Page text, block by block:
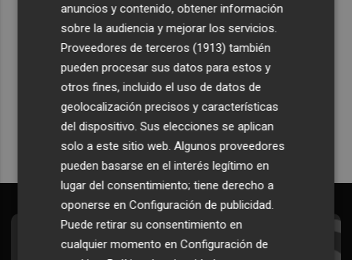
Recibe toda la actualidad de
Plaza Podcast en tu correo
Quiero suscribirme
Suscríbete al Boletín
anuncios y contenido, obtener información
sobre la audiencia y mejorar los servicios.
Proveedores de terceros (1913) también
pueden procesar sus datos para estos y
otros fines, incluido el uso de datos de
geolocalización precisos y características
del dispositivo. Sus elecciones se aplican
solo a este sitio web. Algunos proveedores
pueden basarse en el interés legítimo en
lugar del consentimiento; tiene derecho a
oponerse enConfiguración de publicidad
Puede retirar su consentimiento en
cualquier momento enConfiguración de